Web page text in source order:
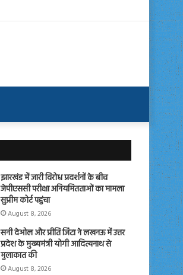
झारखंड में जारी विरोध प्रदर्शनों के बीच
जेपीएससी परीक्षा अनियमितताओं का मामला
सुप्रीम कोर्ट पहुंचा
August 8, 2026
सनी देओल और प्रीति जिंटा ने लखनऊ में उत्तर
प्रदेश के मुख्यमंत्री योगी आदित्यनाथ से
मुलाकात की
August 8, 2026